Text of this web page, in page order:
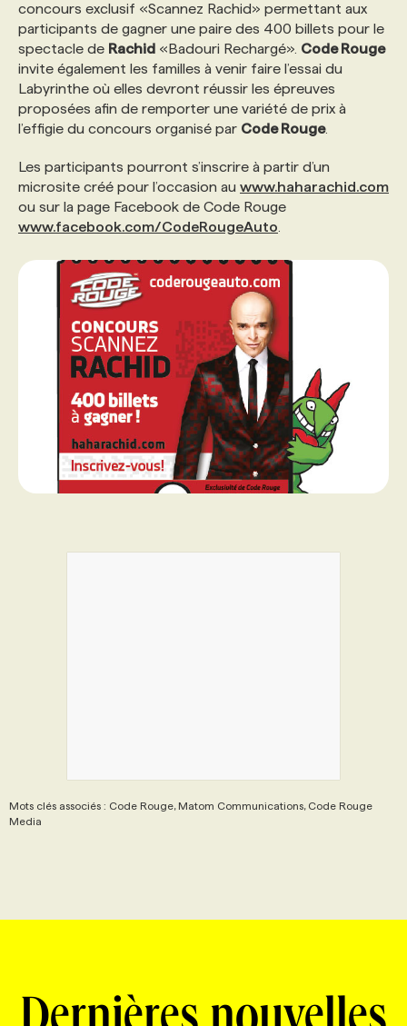
concours exclusif «Scannez Rachid» permettant aux
participants de gagner une paire des 400 billets pour le
spectacle de Rachid «Badouri Rechargé». Code Rouge
invite également les familles à venir faire l’essai du
Labyrinthe où elles devront réussir les épreuves
proposées afin de remporter une variété de prix à
l’effigie du concours organisé par Code Rouge.
Les participants pourront s’inscrire à partir d’un
microsite créé pour l’occasion au www.haharachid.com
ou sur la page Facebook de Code Rouge
www.facebook.com/CodeRougeAuto
Mots clés associés : Code Rouge, Matom Communications, Code Rouge
Media